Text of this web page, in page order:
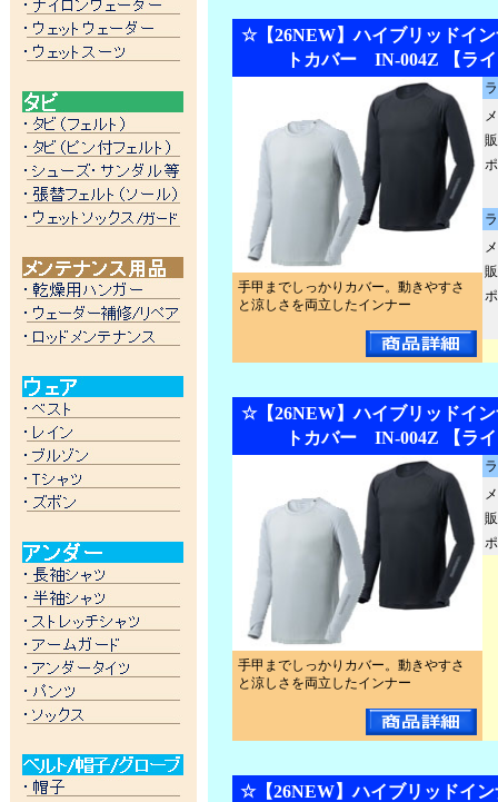
☆【26NEW】ハイブリッドイ
トカバー IN-004Z 【ラ
手甲までしっかりカバー。動きやすさ
と涼しさを両立したインナー
☆【26NEW】ハイブリッドイ
トカバー IN-004Z 【ラ
手甲までしっかりカバー。動きやすさ
と涼しさを両立したインナー
☆【26NEW】ハイブリッドイ